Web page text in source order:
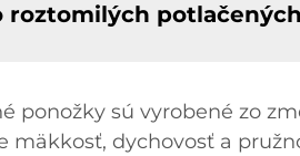
roztomilých
ponožky sú vyrobené zo
mäkkosť, dychovosť a